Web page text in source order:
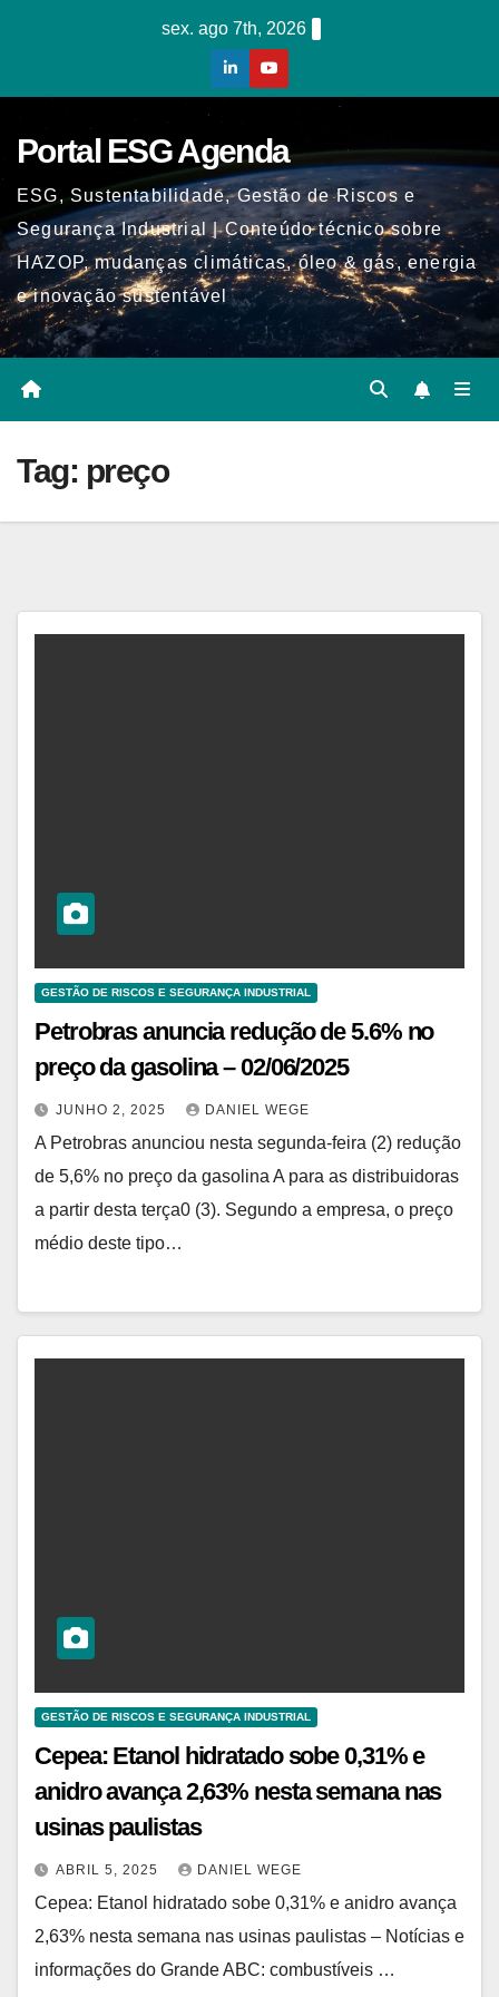
sex. ago 7th, 2026
Portal ESG Agenda
ESG, Sustentabilidade, Gestão de Riscos e
Segurança Industrial | Conteúdo técnico sobre
HAZOP, mudanças climáticas, óleo & gás, energia
e inovação sustentável
Tag: preço
GESTÃO DE RISCOS E SEGURANÇA INDUSTRIAL
Petrobras anuncia redução de 5.6% no
preço da gasolina – 02/06/2025
JUNHO 2, 2025 DANIEL WEGE
A Petrobras anunciou nesta segunda-feira (2) redução
de 5,6% no preço da gasolina A para as distribuidoras
a partir desta terça0 (3). Segundo a empresa, o preço
médio deste tipo…
GESTÃO DE RISCOS E SEGURANÇA INDUSTRIAL
Cepea: Etanol hidratado sobe 0,31% e
anidro avança 2,63% nesta semana nas
usinas paulistas
ABRIL 5, 2025 DANIEL WEGE
Cepea: Etanol hidratado sobe 0,31% e anidro avança
2,63% nesta semana nas usinas paulistas – Notícias e
informações do Grande ABC: combustíveis …